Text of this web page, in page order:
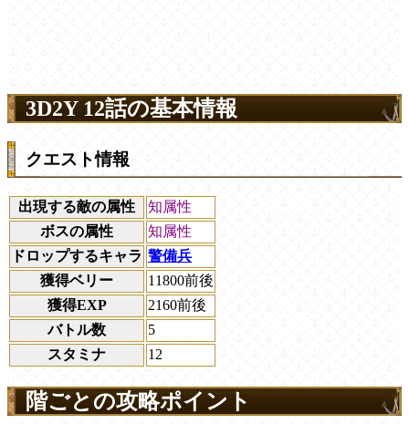
3D2Y 12話の基本情報
クエスト情報
出現する敵の属性
知属性
ボスの属性
知属性
ドロップするキャラ 警備兵
獲得ベリー
11800前後
獲得EXP
2160前後
バトル数
5
スタミナ
12
階ごとの攻略ポイント